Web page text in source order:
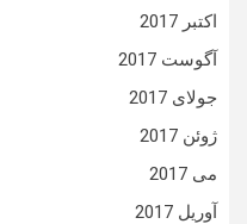
اکتبر 2017
آگوست 2017
جولای 2017
ژوئن 2017
می 2017
آوریل 2017